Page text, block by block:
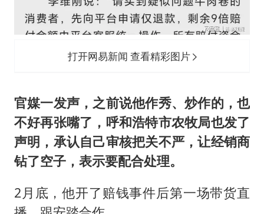
打开网易新闻 查看精彩图片
官媒一发声，之前说他作秀、炒作的，也
不好再张嘴了，呼和浩特市农牧局也发了
声明，承认自己审核把关不严，让经销商
钻了空子，表示要配合处理。
2月底，他开了赔钱事件后第一场带货直